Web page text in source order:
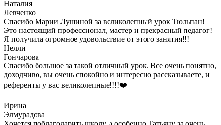
Наталия
Левченко
Спасибо Марии Лушиной за великолепный урок Тюльпан!
Это настоящий профессионал, мастер и прекрасный педагог!
Я получила огромное удовольствие от этого занятия!!!
Нелли
Гончарова
Спасибо большое за такой отличный урок. Все очень понятно,
доходчиво, вы очень спокойно и интересно рассказываете, и
референты у вас великолепные!!!!❤️
Ирина
Элмурадова
Хочется поблагодарить школу, а особенно Татьяну за очень